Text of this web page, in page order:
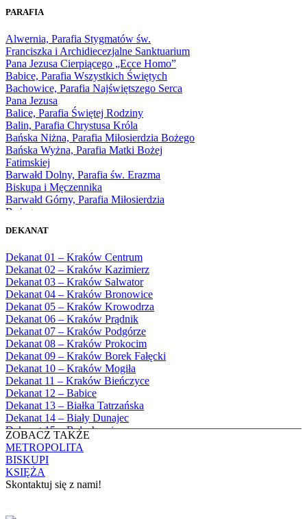
1966
1968
1969
1970
1971
1972
1973
1974
1975
1976
1977
1978
1979
1980
1981
1983
1985
1986
1987
1988
1989
1990
1991
1992
1993
1994
1995
1996
1997
1998
1999
2000
2001
2002
2003
2004
PARAFIA
Alwernia, Parafia Stygmatów św.
Franciszka i Archidiecezjalne Sanktuarium
Pana Jezusa Cierpiącego „Ecce Homo”
Babice, Parafia Wszystkich Świętych
Bachowice, Parafia Najświętszego Serca
Pana Jezusa
Balice, Parafia Świętej Rodziny
Balin, Parafia Chrystusa Króla
Bańska Niżna, Parafia Miłosierdzia Bożego
Bańska Wyżna, Parafia Matki Bożej
Fatimskiej
Barwałd Dolny, Parafia św. Erazma
Biskupa i Męczennika
Barwałd Górny, Parafia Miłosierdzia
Bożego
Bęczarka, Parafia Matki Boskiej
Będkowice, Parafia Najświętszej Maryi
Panny Królowej
Białka Górna, Parafia Matki Bożej
Królowej Rodzin
Białka Tatrzańska, Parafia Świętych
Apostołów Szymona i Judy Tadeusza
Biały Dunajec, Parafia Matki Bożej
Królowej Aniołów
Biały Kościół, Parafia św. Mikołaja
Bibice, Parafia Matki Bożej Nieustającej
Pomocy
Bieńkówka, Parafia Przenajświętszej Trójcy
Biertowice, Parafia Matki Bożej
Różańcowej
Biórków Wielki, Parafia Wniebowzięcia
NMP
Biskupice, Parafia św. Marcina
Bobrek, Parafia Przenajświętszej Trójcy
Bodzanów, Parafia Świętych Apostołów
DEKANAT
Dekanat 01 – Kraków Centrum
Dekanat 02 – Kraków Kazimierz
Dekanat 03 – Kraków Salwator
Dekanat 04 – Kraków Bronowice
Dekanat 05 – Kraków Krowodrza
Dekanat 06 – Kraków Prądnik
Dekanat 07 – Kraków Podgórze
Dekanat 08 – Kraków Prokocim
Dekanat 09 – Kraków Borek Fałęcki
Dekanat 10 – Kraków Mogiła
Dekanat 11 – Kraków Bieńczyce
Dekanat 12 – Babice
Dekanat 13 – Białka Tatrzańska
Dekanat 14 – Biały Dunajec
Dekanat 15 – Bolechowice
Dekanat 16 – Chrzanów
Dekanat 17 – Czarny Dunajec
Dekanat 18 – Czernichów
Dekanat 19 – Dobczyce
Dekanat 20 – Jabłonka
ZOBACZ TAKŻE
METROPOLITA
BISKUPI
KSIĘŻA
Skontaktuj się z nami!